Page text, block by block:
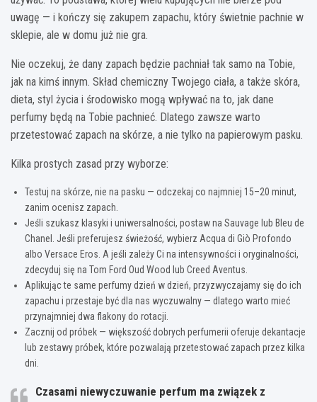
uwagę — i kończy się zakupem zapachu, który świetnie pachnie w
sklepie, ale w domu już nie gra.
Nie oczekuj, że dany zapach będzie pachniał tak samo na Tobie,
jak na kimś innym. Skład chemiczny Twojego ciała, a także skóra,
dieta, styl życia i środowisko mogą wpływać na to, jak dane
perfumy będą na Tobie pachnieć. Dlatego zawsze warto
przetestować zapach na skórze, a nie tylko na papierowym pasku.
Kilka prostych zasad przy wyborze:
Testuj na skórze, nie na pasku — odczekaj co najmniej 15–20 minut,
zanim ocenisz zapach.
Jeśli szukasz klasyki i uniwersalności, postaw na Sauvage lub Bleu de
Chanel. Jeśli preferujesz świeżość, wybierz Acqua di Giò Profondo
albo Versace Eros. A jeśli zależy Ci na intensywności i oryginalności,
zdecyduj się na Tom Ford Oud Wood lub Creed Aventus.
Aplikując te same perfumy dzień w dzień, przyzwyczajamy się do ich
zapachu i przestaje być dla nas wyczuwalny — dlatego warto mieć
przynajmniej dwa flakony do rotacji.
Zacznij od próbek — większość dobrych perfumerii oferuje dekantacje
lub zestawy próbek, które pozwalają przetestować zapach przez kilka
dni.
Czasami niewyczuwanie perfum ma związek z